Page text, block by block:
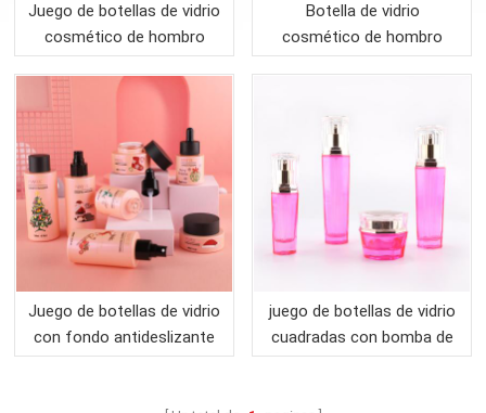
Juego de botellas de vidrio
cosmético de hombro
plano de alta calidad para
el cuidado de la piel para
envases cosméticos
Botella de vidrio
cosmético de hombro
plano de lujo en el cuidado
cosméticos
Juego de botellas de vidrio
con fondo antideslizante
al por mayor en el cuidado
juego de botellas de vidrio
cuadradas con bomba de
loción para empaques para